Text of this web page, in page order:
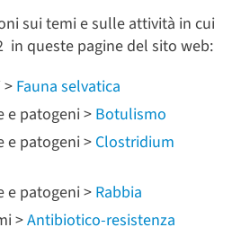
sui temi e sulle attività in cui
in queste pagine del sito web:
> Fauna selvatica
e patogeni > Botulismo
e patogeni > Clostridium
e patogeni > Rabbia
>Antibiotico-resistenza